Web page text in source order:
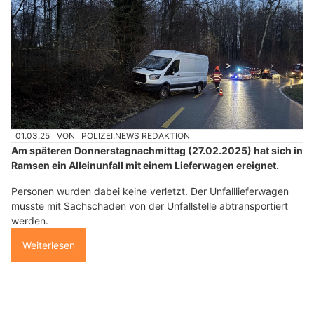
01.03.25 VON POLIZEI.NEWS REDAKTION
Am späteren Donnerstagnachmittag (27.02.2025) hat sich in
Ramsen ein Alleinunfall mit einem Lieferwagen ereignet.
Personen wurden dabei keine verletzt. Der Unfalllieferwagen
musste mit Sachschaden von der Unfallstelle abtransportiert
werden.
Weiterlesen